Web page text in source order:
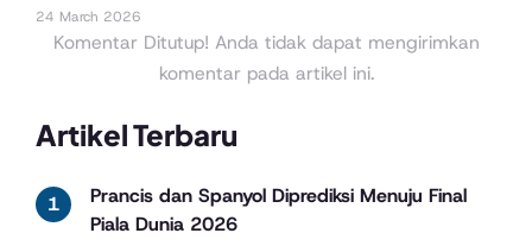
Artikel Terbaru
Prancis dan Spanyol Diprediksi Menuju Final
Piala Dunia 2026
24 March 2026
Komentar Ditutup! Anda tidak dapat mengirimkan
komentar pada artikel ini.